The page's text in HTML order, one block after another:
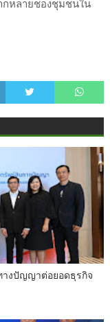
หลายชองชุมชนใน
างปัญญาต่อยอดธุรกิจ